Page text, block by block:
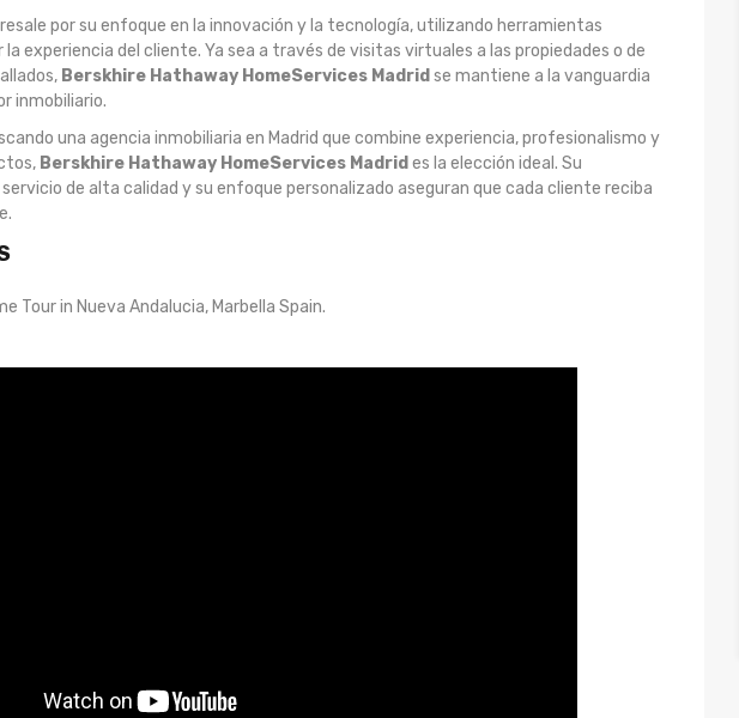
por su enfoque en la innovación y la tecnología, utilizando herramientas
experiencia del cliente. Ya sea a través de visitas virtuales a las propiedades o de
Berskhire Hathaway HomeServices Madrid se mantiene a la vanguardia
inmobiliario.
una agencia inmobiliaria en Madrid que combine experiencia, profesionalismo y
Berskhire Hathaway HomeServices Madrid es la elección ideal. Su
de alta calidad y su enfoque personalizado aseguran que cada cliente reciba
Tour in Nueva Andalucia, Marbella Spain.